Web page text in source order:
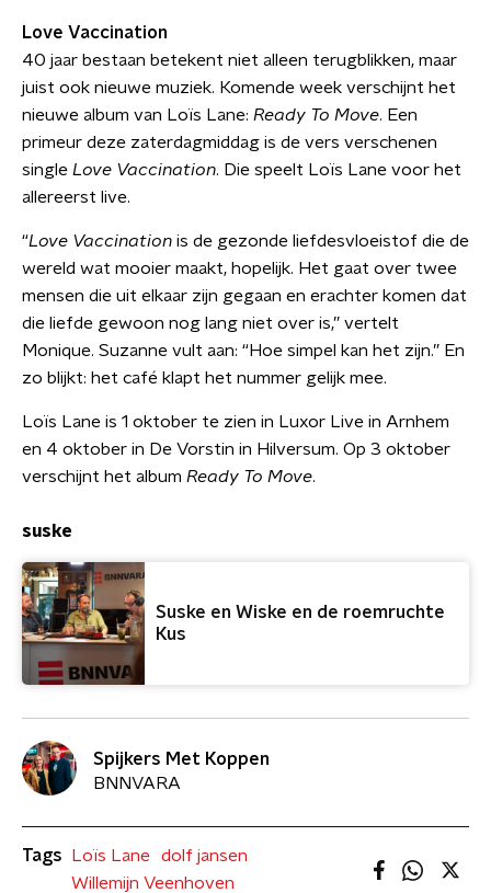
Love Vaccination
40 jaar bestaan betekent niet alleen terugblikken, maar
juist ook nieuwe muziek. Komende week verschijnt het
nieuwe album van Loïs Lane: Ready To Move. Een
primeur deze zaterdagmiddag is de vers verschenen
single Love Vaccination. Die speelt Loïs Lane voor het
allereerst live.
“Love Vaccination is de gezonde liefdesvloeistof die de
wereld wat mooier maakt, hopelijk. Het gaat over twee
mensen die uit elkaar zijn gegaan en erachter komen dat
die liefde gewoon nog lang niet over is,” vertelt
Monique. Suzanne vult aan: “Hoe simpel kan het zijn.” En
zo blijkt: het café klapt het nummer gelijk mee.
Loïs Lane is 1 oktober te zien in Luxor Live in Arnhem
en 4 oktober in De Vorstin in Hilversum. Op 3 oktober
verschijnt het album Ready To Move.
suske
Suske en Wiske en de roemruchte
Kus
Spijkers Met Koppen
BNNVARA
Tags Loïs Lane
dolf jansen
Willemijn Veenhoven